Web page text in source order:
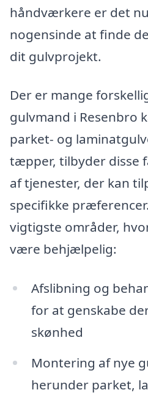
håndværkere er det
nogensinde at finde
dit gulvprojekt.
Der er mange
gulvmand i Resenbro
parket- og
tæpper, tilbyder disse
af tjenester, der kan
specifikke
vigtigste områder,
være behjælpelig:
Afslibning og
for at genskabe
skønhed
Montering af nye
herunder parket,